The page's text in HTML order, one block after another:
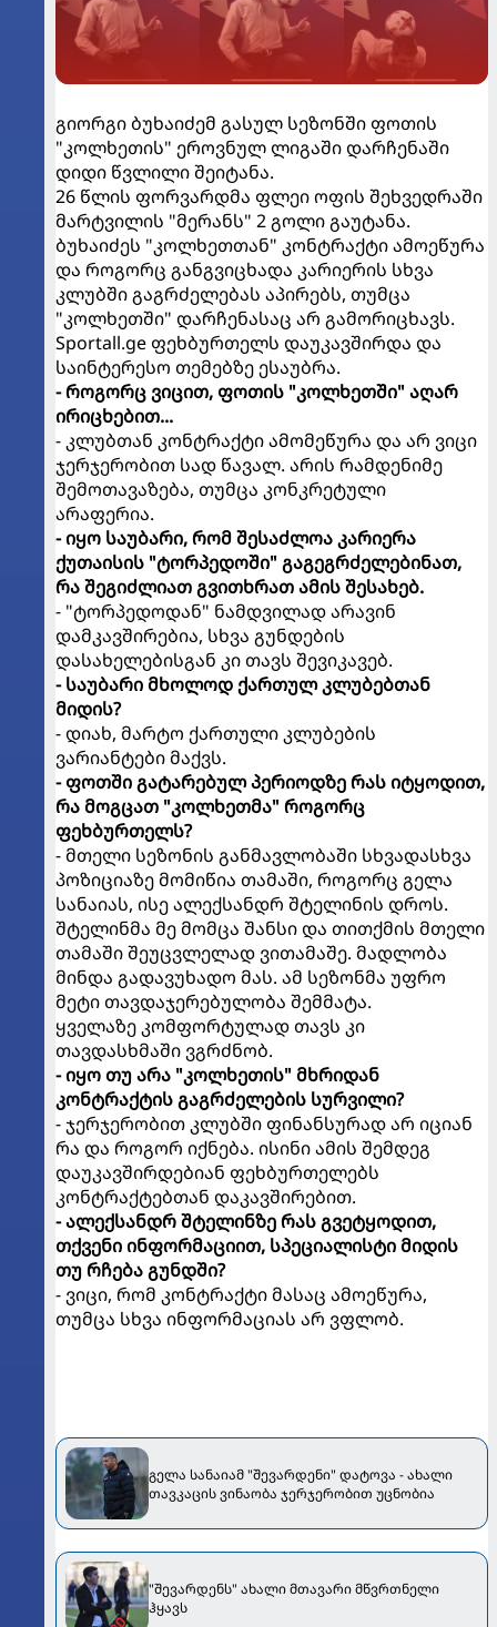
გიორგი ბუხაიძემ გასულ სეზონში ფოთის
"კოლხეთის" ეროვნულ ლიგაში დარჩენაში
დიდი წვლილი შეიტანა.
26 წლის ფორვარდმა ფლეი ოფის შეხვედრაში
მარტვილის "მერანს" 2 გოლი გაუტანა.
ბუხაიძეს "კოლხეთთან" კონტრაქტი ამოეწურა
და როგორც განგვიცხადა კარიერის სხვა
კლუბში გაგრძელებას აპირებს, თუმცა
"კოლხეთში" დარჩენასაც არ გამორიცხავს.
Sportall.ge ფეხბურთელს დაუკავშირდა და
საინტერესო თემებზე ესაუბრა.
- როგორც ვიცით, ფოთის "კოლხეთში" აღარ
ირიცხებით...
- კლუბთან კონტრაქტი ამომეწურა და არ ვიცი
ჯერჯერობით სად წავალ. არის რამდენიმე
შემოთავაზება, თუმცა კონკრეტული
არაფერია.
- იყო საუბარი, რომ შესაძლოა კარიერა
ქუთაისის "ტორპედოში" გაგეგრძელებინათ,
რა შეგიძლიათ გვითხრათ ამის შესახებ.
- "ტორპედოდან" ნამდვილად არავინ
დამკავშირებია, სხვა გუნდების
დასახელებისგან კი თავს შევიკავებ.
- საუბარი მხოლოდ ქართულ კლუბებთან
მიდის?
- დიახ, მარტო ქართული კლუბების
ვარიანტები მაქვს.
- ფოთში გატარებულ პერიოდზე რას იტყოდით,
რა მოგცათ "კოლხეთმა" როგორც
ფეხბურთელს?
- მთელი სეზონის განმავლობაში სხვადასხვა
პოზიციაზე მომიწია თამაში, როგორც გელა
სანაიას, ისე ალექსანდრ შტელინის დროს.
შტელინმა მე მომცა შანსი და თითქმის მთელი
თამაში შეუცვლელად ვითამაშე. მადლობა
მინდა გადავუხადო მას. ამ სეზონმა უფრო
მეტი თავდაჯერებულობა შემმატა.
ყველაზე კომფორტულად თავს კი
თავდასხმაში ვგრძნობ.
- იყო თუ არა "კოლხეთის" მხრიდან
კონტრაქტის გაგრძელების სურვილი?
- ჯერჯერობით კლუბში ფინანსურად არ იციან
რა და როგორ იქნება. ისინი ამის შემდეგ
დაუკავშირდებიან ფეხბურთელებს
კონტრაქტებთან დაკავშირებით.
- ალექსანდრ შტელინზე რას გვეტყოდით,
თქვენი ინფორმაციით, სპეციალისტი მიდის
თუ რჩება გუნდში?
- ვიცი, რომ კონტრაქტი მასაც ამოეწურა,
თუმცა სხვა ინფორმაციას არ ვფლობ.
გელა სანაიამ "შევარდენი" დატოვა - ახალი
თავკაცის ვინაობა ჯერჯერობით უცნობია
"შევარდენს" ახალი მთავარი მწვრთნელი
ჰყავს